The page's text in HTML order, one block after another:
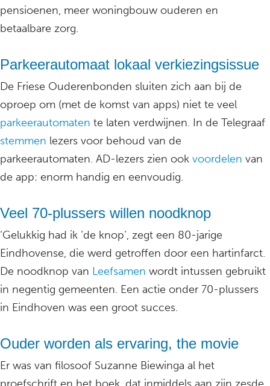
pensioenen, meer woningbouw ouderen en
betaalbare zorg.
Parkeerautomaat lokaal verkiezingsissue
De Friese Ouderenbonden sluiten zich aan bij de
oproep om (met de komst van apps) niet te veel
parkeerautomaten te laten verdwijnen. In de Telegraaf
stemmen lezers voor behoud van de
parkeerautomaten. AD-lezers zien ook voordelen van
de app: enorm handig en eenvoudig.
Veel 70-plussers willen noodknop
‘Gelukkig had ik ‘de knop’, zegt een 80-jarige
Eindhovense, die werd getroffen door een hartinfarct.
De noodknop van Leefsamen wordt intussen gebruikt
in negentig gemeenten. Een actie onder 70-plussers
in Eindhoven was een groot succes.
Ouder worden als ervaring, the movie
Er was van filosoof Suzanne Biewinga al het